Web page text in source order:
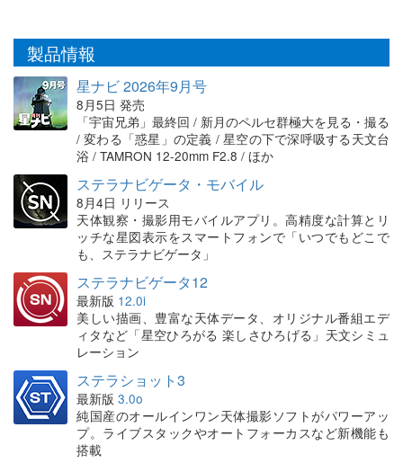
製品情報
星ナビ 2026年9月号
8月5日 発売
「宇宙兄弟」最終回 / 新月のペルセ群極大を見る・撮る
/ 変わる「惑星」の定義 / 星空の下で深呼吸する天文台
浴 / TAMRON 12-20mm F2.8 / ほか
ステラナビゲータ・モバイル
8月4日 リリース
天体観察・撮影用モバイルアプリ。高精度な計算とリ
ッチな星図表示をスマートフォンで「いつでもどこで
も、ステラナビゲータ」
ステラナビゲータ12
最新版 12.0i
美しい描画、豊富な天体データ、オリジナル番組エデ
ィタなど「星空ひろがる 楽しさひろげる」天文シミュ
レーション
ステラショット3
最新版 3.0o
純国産のオールインワン天体撮影ソフトがパワーアッ
プ。ライブスタックやオートフォーカスなど新機能も
搭載